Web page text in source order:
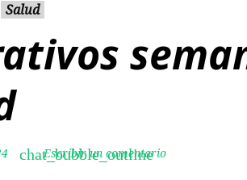
Salud
chat_bubble_outline
Escribir un comentario